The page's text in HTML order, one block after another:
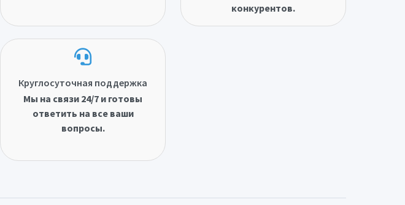
конкурентов.
Круглосуточная поддержка
Мы на связи 24/7 и готовы
ответить на все ваши
вопросы.